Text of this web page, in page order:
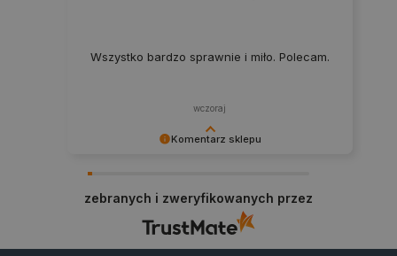
Komentarz sklepu
na przyszłość.
Wszystko bardzo sprawnie i miło. Polecam.
wczoraj
zebranych i zweryfikowanych przez
VISITOR_PRIVACY_METADATA